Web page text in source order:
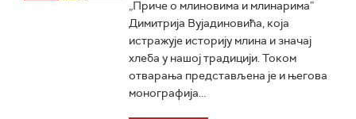
„Приче о млиновима и млинарима”
Димитрија Вујадиновића, која
истражује историју млина и значај
хлеба у нашој традицији. Током
отварања представљена је и његова
монографија...